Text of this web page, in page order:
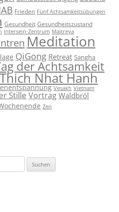
Frieden Fünf Achtsamkeitsübungen
Gesundheit Gesundheitszustand
Intersein-Zentrum Maitreya
Meditation
QiGong Retreat Sangha
der Achtsamkeit
Thich Nhat Hanh
Vesakh Vietnam
StilleVortragWaldbröl
Zen